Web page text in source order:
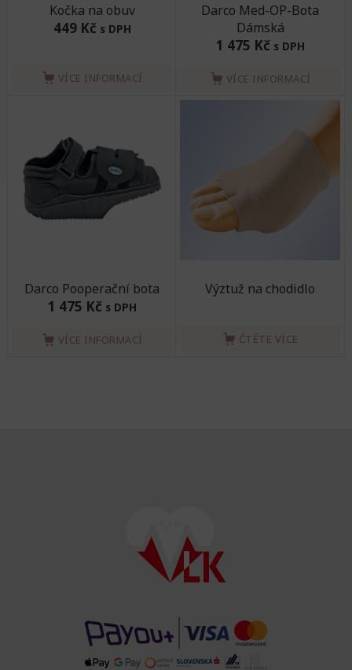
Kočka na obuv
449 Kč s DPH
VÍCE INFORMACÍ
Darco Med-OP-Bota
Dámská
1 475 Kč s DPH
VÍCE INFORMACÍ
Darco Pooperační bota
1 475 Kč s DPH
VÍCE INFORMACÍ
Výztuž na chodidlo
ČTĚTE VÍCE